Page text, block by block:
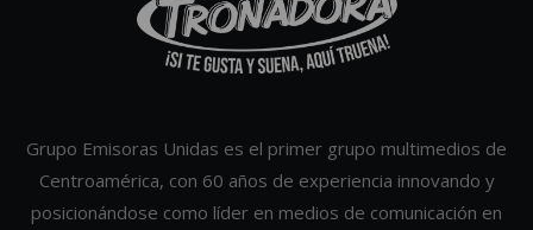
Grupo Emisoras Unidas es el primer grupo multimedios de
Centroamérica, con 60 años de experiencia innovando y
posicionándose como líder en medios de comunicación en